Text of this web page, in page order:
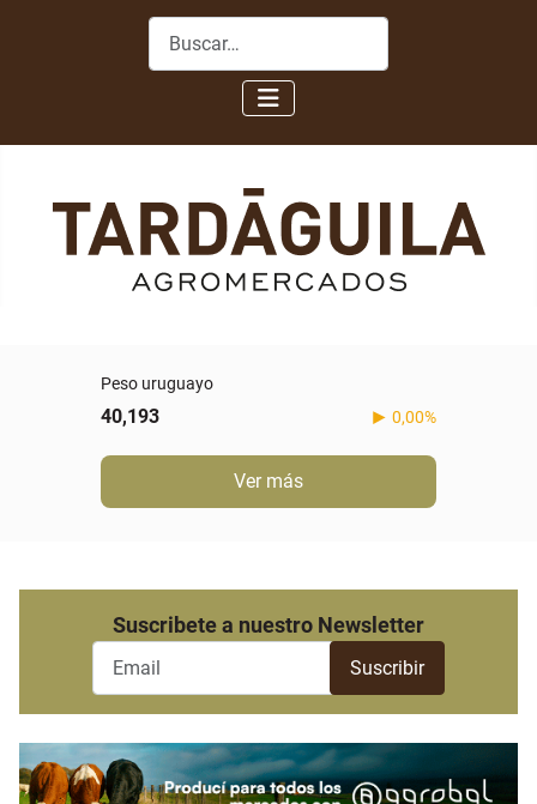
Buscar
Peso uruguayo
40,193 0,00%
Ver más
Suscribete a nuestro Newsletter